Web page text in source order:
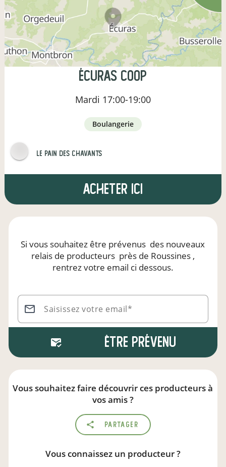
Écuras Coop
Mardi 17:00-19:00
boulangerie
Le pain des Chavants
Acheter ici
Si vous souhaitez être prévenus des nouveaux
relais de producteurs près de Roussines,
rentrez votre email ci dessous.
Saisissez votre email*
Être prévenu
Vous souhaitez faire découvrir ces producteurs à
vos amis ?
Partager
Vous connaissez un producteur ?